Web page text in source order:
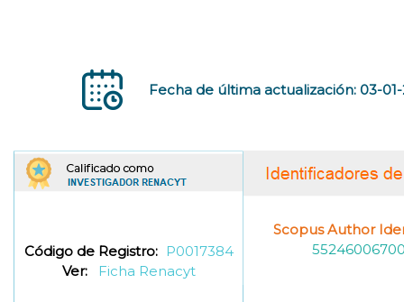
Fecha de última actualización: 03-
Código de Registro: P0017384
Ver:
Ficha Renacyt
Scopus Author